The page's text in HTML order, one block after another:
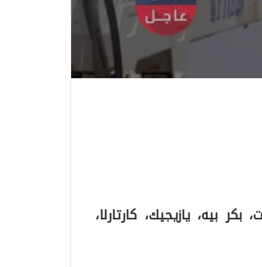
بيه، يازيجيك، كارتارلا،